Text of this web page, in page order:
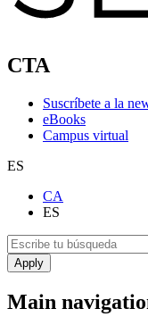
CTA
Suscríbete a la
eBooks
Campus virtual
ES
CA
ES
Main